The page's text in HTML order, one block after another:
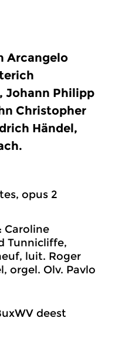
Arcangelo
Johann Philipp
Christopher
Händel,
opus 2
Caroline
Tunnicliffe,
luit. Roger
orgel. Olv. Pavlo
deest